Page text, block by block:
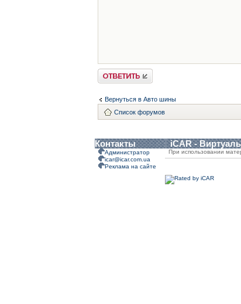
Ответить
Вернуться в Авто шины
Список форумов
Контакты iCAR -
Администратор
icar@icar.com.ua
Реклама на сайте
При использовании